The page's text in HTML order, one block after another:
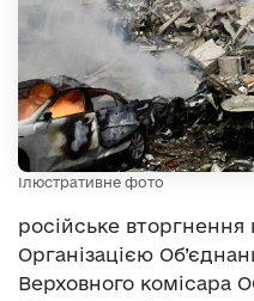
Ілюстративне фото
російське вторгнення
Організацією
Верховного комісара